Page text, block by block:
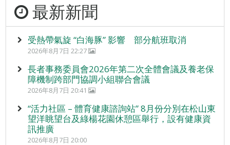
最新新聞
受熱帶氣旋 “白海豚” 影響 部分航班取消
2026年8月7日 22:27
長者事務委員會2026年第二次全體會議及養老保
障機制跨部門協調小組聯合會議
2026年8月7日 20:41
“活力社區 – 體育健康諮詢站” 8月份分別在松山東
望洋眺望台及綠楊花園休憩區舉行，設有健康資
訊推廣
2026年8月7日 20:00